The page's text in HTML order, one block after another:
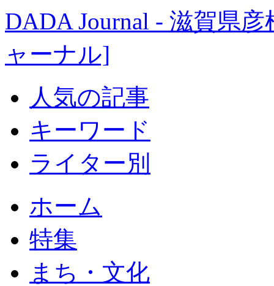
DADA Journal - 滋賀県
ャーナル]
人気の記事
キーワード
ライター別
ホーム
特集
まち・文化